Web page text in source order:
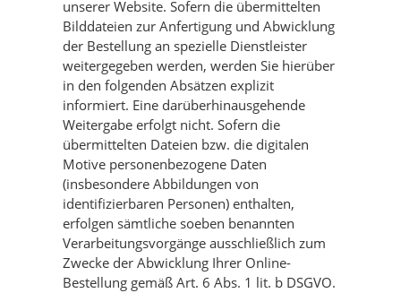
unserer Website. Sofern die übermittelten
Bilddateien zur Anfertigung und Abwicklung
der Bestellung an spezielle Dienstleister
weitergegeben werden, werden Sie hierüber
in den folgenden Absätzen explizit
informiert. Eine darüberhinausgehende
Weitergabe erfolgt nicht. Sofern die
übermittelten Dateien bzw. die digitalen
Motive personenbezogene Daten
(insbesondere Abbildungen von
identifizierbaren Personen) enthalten,
erfolgen sämtliche soeben benannten
Verarbeitungsvorgänge ausschließlich zum
Zwecke der Abwicklung Ihrer Online-
Bestellung gemäß Art. 6 Abs. 1 lit. b DSGVO.